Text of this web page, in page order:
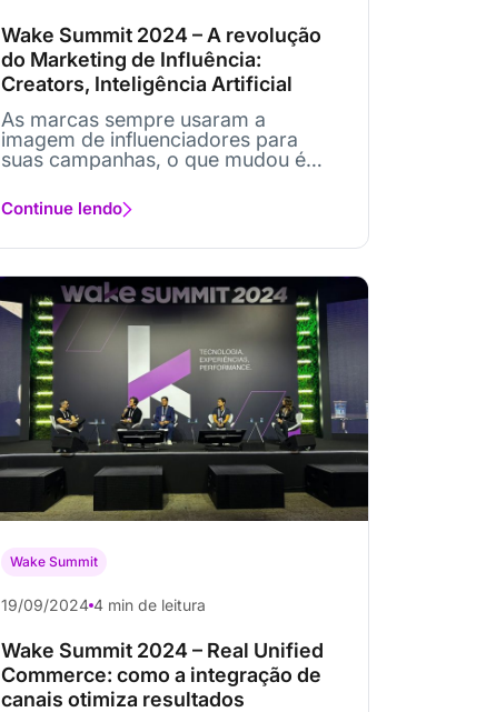
Wake Summit 2024 – A revolução
do Marketing de Influência:
Creators, Inteligência Artificial
As marcas sempre usaram a
imagem de influenciadores para
suas campanhas, o que mudou é
Continue lendo
Wake Summit
19/09/2024 4 min de leitura
Wake Summit 2024 – Real Unified
Commerce: como a integração de
canais otimiza resultados